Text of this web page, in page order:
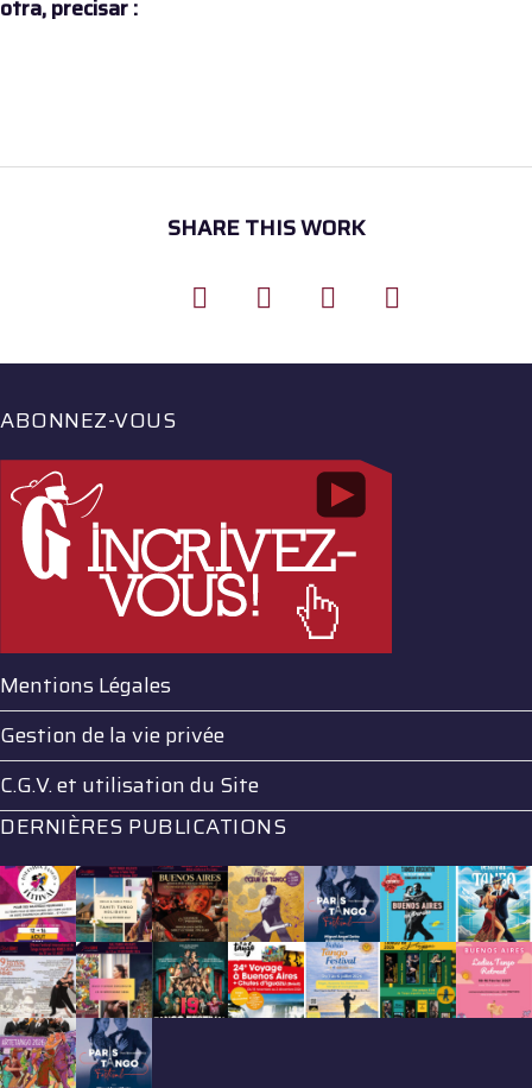
otra, precisar :
SHARE THIS WORK
ABONNEZ-VOUS
Mentions Légales
Gestion de la vie privée
C.G.V. et utilisation du Site
DERNIÈRES PUBLICATIONS